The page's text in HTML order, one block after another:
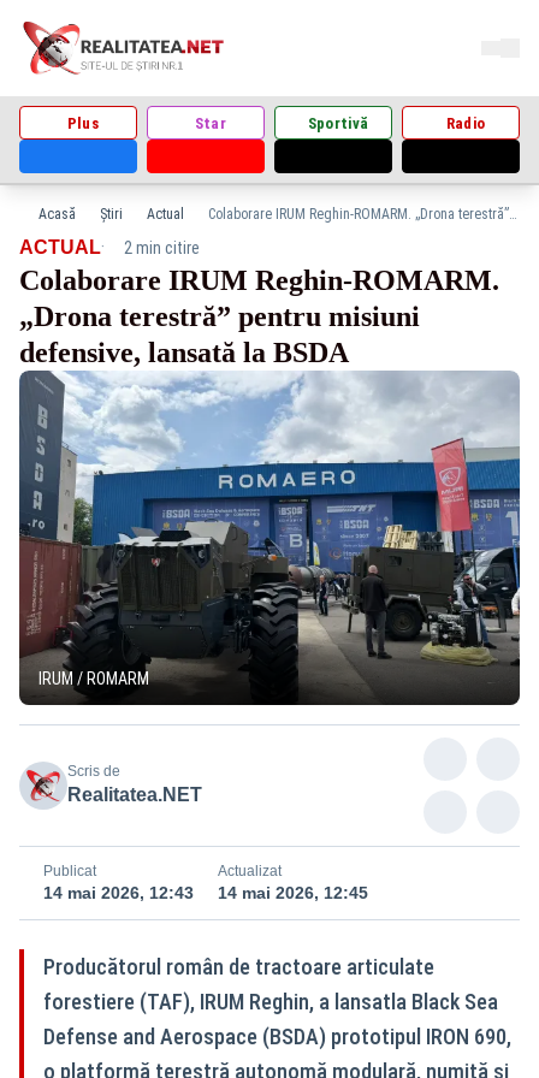
Plus Star Sportivă Radio
Acasă Știri Actual Colaborare IRUM Reghin-ROMARM. „Drona terestră” pentru misiuni defensive, lansată la BSDA
ACTUAL· 2 min citire
Colaborare IRUM Reghin-ROMARM.
„Drona terestră” pentru misiuni
defensive, lansată la BSDA
IRUM / ROMARM
Scris de
Realitatea.NET
Publicat
14 mai 2026, 12:43
Actualizat
14 mai 2026, 12:45
Producătorul român de tractoare articulate
forestiere (TAF), IRUM Reghin, a lansatla Black Sea
Defense and Aerospace (BSDA) prototipul IRON 690,
o platformă terestră autonomă modulară, numită și